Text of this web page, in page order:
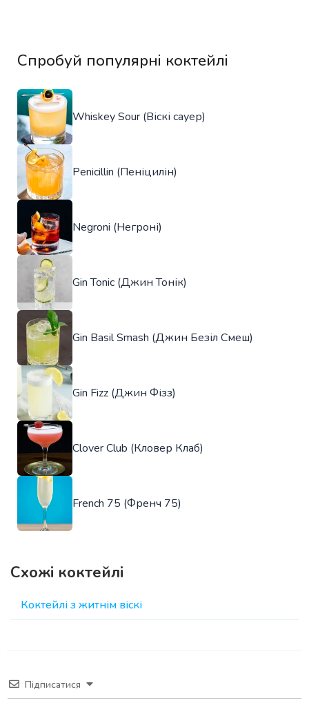
Спробуй популярні коктейлі
Whiskey Sour (Віскі сауер)
Penicillin (Пеніцилін)
Negroni (Негроні)
Gin Tonic (Джин Тонік)
Gin Basil Smash (Джин Безіл Смеш)
Gin Fizz (Джин Фізз)
Clover Club (Кловер Клаб)
French 75 (Френч 75)
Схожі коктейлі
Коктейлі з житнім віскі
Підписатися